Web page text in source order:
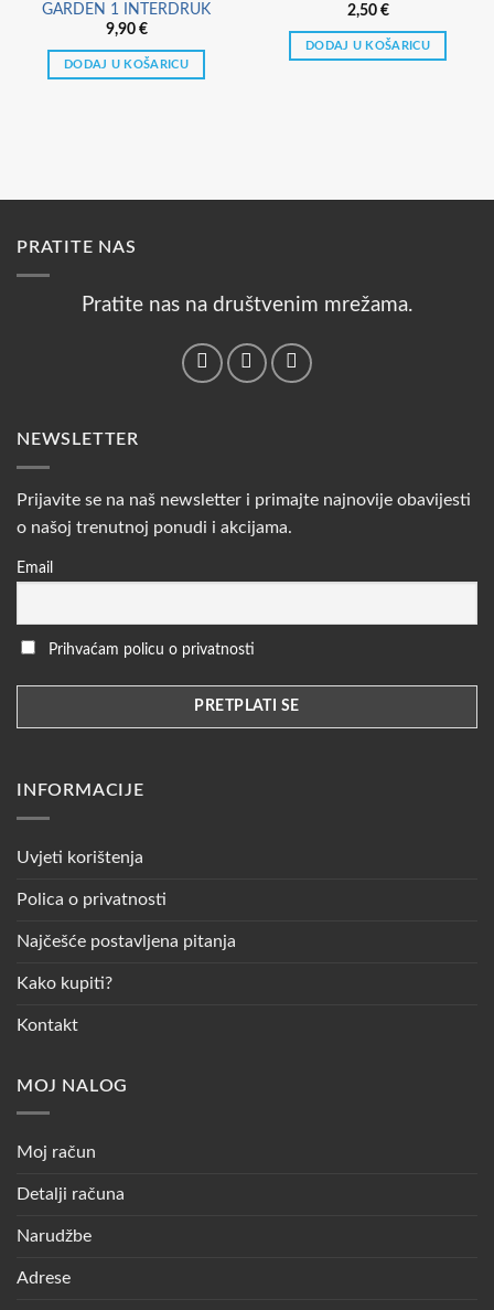
GARDEN 1 INTERDRUK
9,90 €
DODAJ U KOŠARICU
2,50 €
DODAJ U KOŠARICU
PRATITE NAS
Pratite nas na društvenim mrežama.
NEWSLETTER
Prijavite se na naš newsletter i primajte najnovije obavijesti
o našoj trenutnoj ponudi i akcijama.
Email
Prihvaćam policu o privatnosti
INFORMACIJE
Uvjeti korištenja
Polica o privatnosti
Najčešće postavljena pitanja
Kako kupiti?
Kontakt
MOJ NALOG
Moj račun
Detalji računa
Narudžbe
Adrese